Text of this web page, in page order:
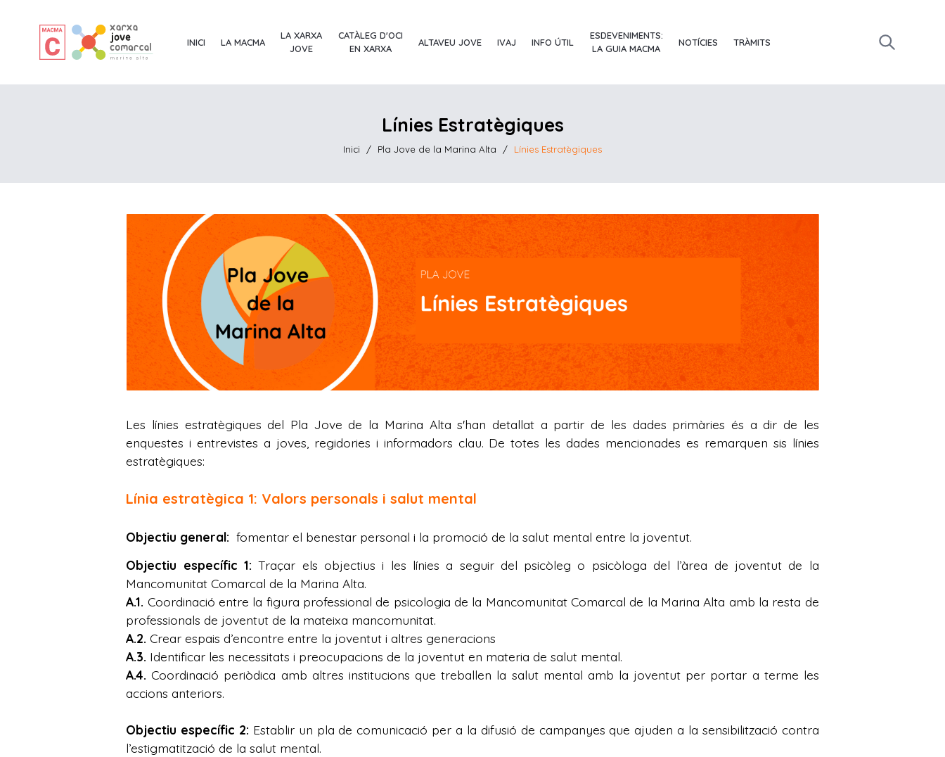
INICI LA MACMA
LA XARXA
JOVE
CATÀLEG D'OCI
EN XARXA
ALTAVEU JOVE IVAJ INFO ÚTIL
ESDEVENIMENTS:
LA GUIA MACMA
NOTÍCIES TRÀMITS
Línies Estratègiques
Inici / Pla Jove de la Marina Alta / Línies Estratègiques
Les línies estratègiques del Pla Jove de la Marina Alta s'han detallat a partir de les dades primàries és a dir de les
enquestes i entrevistes a joves, regidories i informadors clau. De totes les dades mencionades es remarquen sis línies
estratègiques:
Línia estratègica 1: Valors personals i salut mental
Objectiu general:fomentar el benestar personal i la promoció de la salut mental entre la joventut.
Objectiu específic 1:Traçar els objectius i les línies a seguir del psicòleg o psicòloga del l’àrea de joventut de la
Mancomunitat Comarcal de la Marina Alta.
A.1. Coordinació entre la figura professional de psicologia de la Mancomunitat Comarcal de la Marina Alta amb la resta de
professionals de joventut de la mateixa mancomunitat.
A.2. Crear espais d’encontre entre la joventut i altres generacions
A.3. Identificar les necessitats i preocupacions de la joventut en materia de salut mental.
A.4. Coordinació periòdica amb altres institucions que treballen la salut mental amb la joventut per portar a terme les
accions anteriors.
Objectiu específic 2: Establir un pla de comunicació per a la difusió de campanyes que ajuden a la sensibilització contra
l’estigmatització de la salut mental.